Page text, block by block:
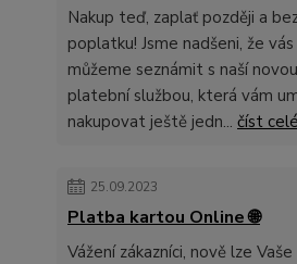
Nakup teď, zaplať později a
poplatku! Jsme nadšeni, že vás
můžeme seznámit s naší novou
platební službou, která vám
nakupovat ještě jedn... číst celé
25.09.2023
Platba kartou Online 🌐
Vážení zákazníci, nově lze Vaše